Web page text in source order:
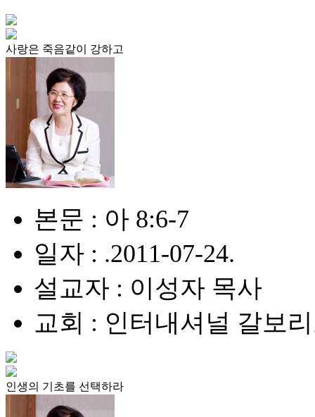
사랑은 죽음같이 강하고
본문 : 아 8:6-7
일자 : .2011-07-24.
설교자 : 이성자 목사
교회 : 인터내셔널 갈보
인생의 기초를 선택하라